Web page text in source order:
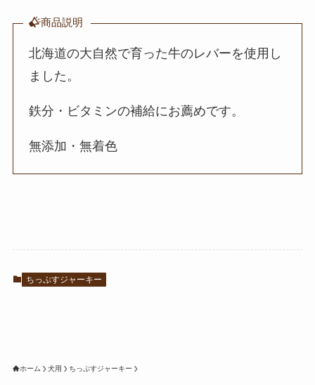
商品説明
北海道の大自然で育った牛のレバーを使用し
ました。
鉄分・ビタミンの補給にお薦めです。
無添加・無着色
ちっぷすジャーキー
ホーム 犬用 ちっぷすジャーキー